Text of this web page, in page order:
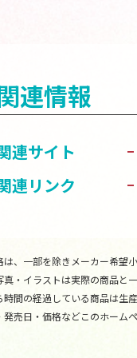
連情報
連サイト
連リンク
、一部を除きメーカー希望
・イラストは実際の商品と
間の経過している商品は生
売日・価格などこのホーム